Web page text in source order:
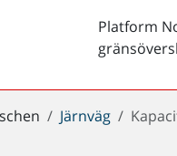
Platform
Järnväg